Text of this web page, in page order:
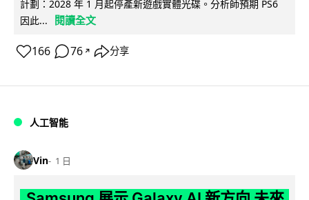
計劃：2028 年 1 月起停產新遊戲實體光碟。分析師預期 PS6
因此...
閱讀全文
166 76 ↗ 分享
人工智能
Vin 1 日